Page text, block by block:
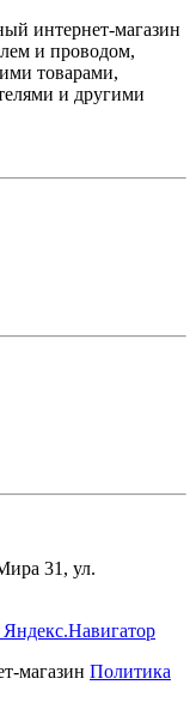
интернет-магазин
и проводом,
товарами,
и другими
31, ул.
магазин Политика